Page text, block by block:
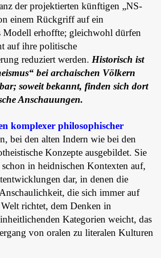
der projektierten künftigen „NS-
einem Rückgriff auf ein
Modell erhoffte; gleichwohl dürfen
auf ihre politische
reduziert werden. Historisch ist
bei archaischen Völkern
soweit bekannt, finden sich dort
Anschauungen.
komplexer philosophischer
bei den alten Indern wie bei den
Konzepte ausgebildet. Sie
schon in heidnischen Kontexten auf,
dar, in denen die
die sich immer auf
richtet, dem Denken in
Kategorien weicht, das
von oralen zu literalen Kulturen